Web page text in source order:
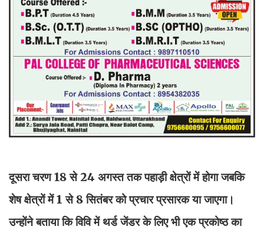
दूसरा चरण 18 से 24 अगस्त तक पहाड़ी क्षेत्रों में होगा जबकि
शेष क्षेत्रों में 1 से 8 सितंबर को प्रचार प्रसारक या जाएगा।
उन्होंने बताया कि विवि में थर्ड जेंडर के लिए भी एक प्रकोष्ठ का